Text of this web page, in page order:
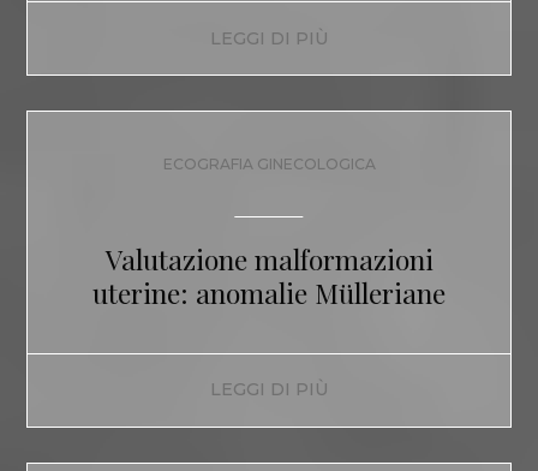
LEGGI DI PIÙ
ECOGRAFIA GINECOLOGICA
Valutazione malformazioni
uterine: anomalie Mülleriane
LEGGI DI PIÙ